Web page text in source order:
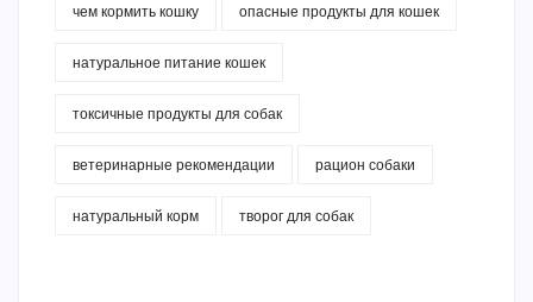
чем кормить кошку опасные продукты для кошек
натуральное питание кошек
токсичные продукты для собак
ветеринарные рекомендации рацион собаки
натуральный корм творог для собак